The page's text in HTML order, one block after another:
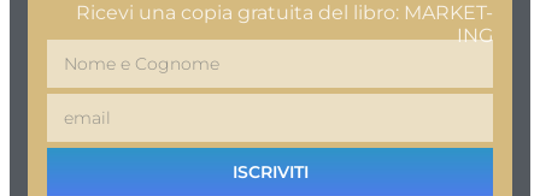
Ricevi una copia gratuita del libro: MARKET-
ING
ISCRIVITI